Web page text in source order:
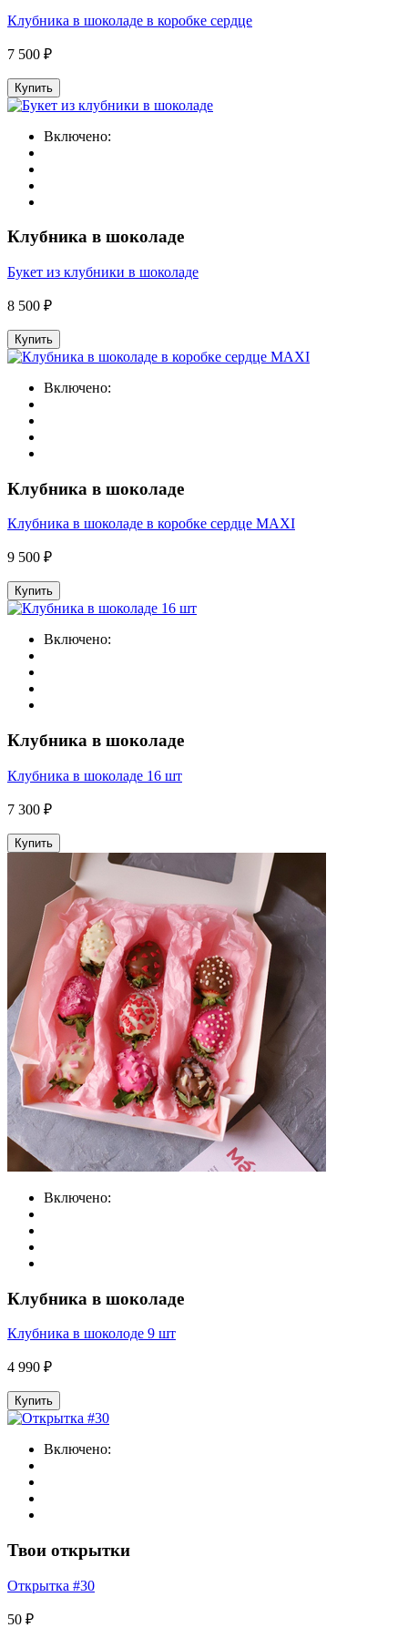
Клубника в шоколаде в коробке сердце
7 500 ₽
Купить
Включено:
Клубника в шоколаде
Букет из клубники в шоколаде
8 500 ₽
Купить
Включено:
Клубника в шоколаде
Клубника в шоколаде в коробке сердце MAXI
9 500 ₽
Купить
Включено:
Клубника в шоколаде
Клубника в шоколаде 16 шт
7 300 ₽
Купить
Включено:
Клубника в шоколаде
Клубника в шоколоде 9 шт
4 990 ₽
Купить
Включено:
Твои открытки
Открытка #30
50 ₽